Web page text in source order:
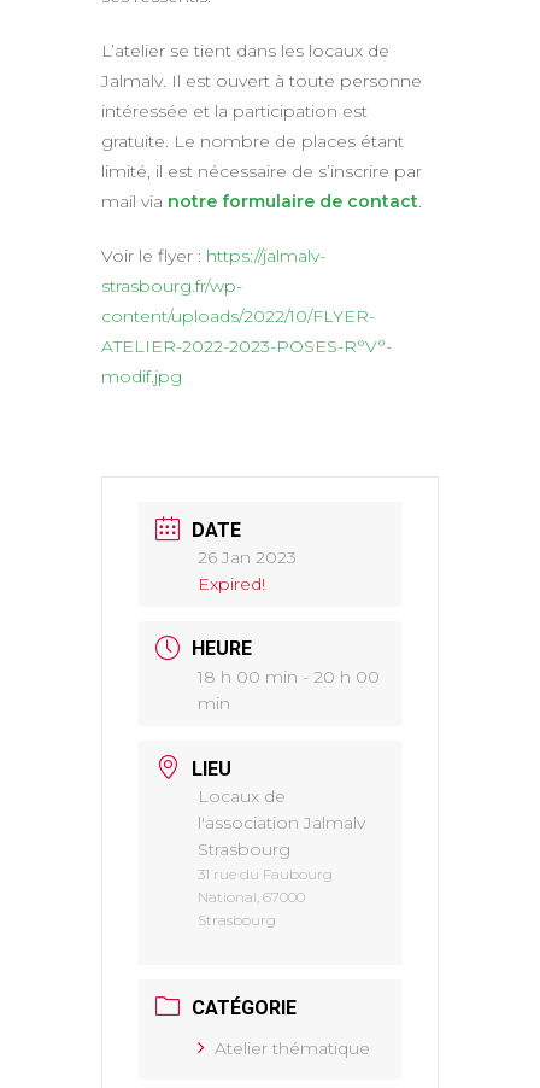
L’atelier se tient dans les locaux de
Jalmalv. Il est ouvert à toute personne
intéressée et la participation est
gratuite. Le nombre de places étant
limité, il est nécessaire de s’inscrire par
mail via notre formulaire de contact.
Voir le flyer : https://jalmalv-
strasbourg.fr/wp-
content/uploads/2022/10/FLYER-
ATELIER-2022-2023-POSES-R°V°-
modif.jpg
DATE
26 Jan 2023
Expired!
HEURE
18 h 00 min - 20 h 00
min
LIEU
Locaux de
l'association Jalmalv
Strasbourg
31 rue du Faubourg
National, 67000
Strasbourg
CATÉGORIE
Atelier thématique